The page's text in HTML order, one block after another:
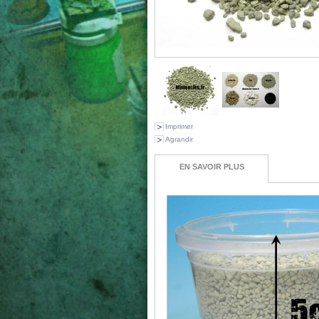
Imprimer
Agrandir
EN SAVOIR PLUS